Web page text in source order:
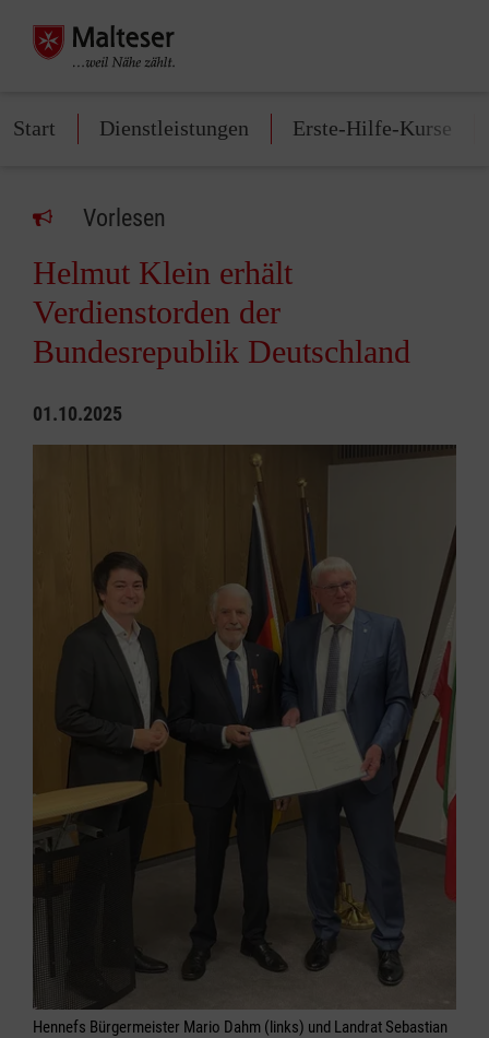
Start Dienstleistungen Erste-Hilfe-Kurse
Vorlesen
Helmut Klein erhält
Verdienstorden der
Bundesrepublik Deutschland
01.10.2025
Hennefs Bürgermeister Mario Dahm (links) und Landrat Sebastian